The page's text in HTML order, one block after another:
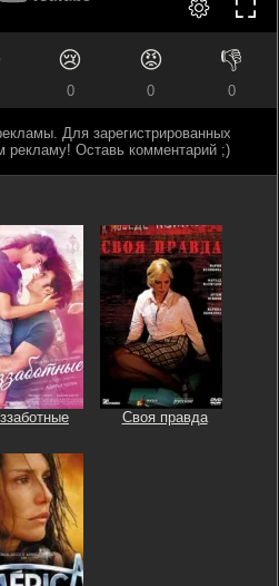
😢
0
😡
0
👎
0
Для зарегистрированных
рекламу! Оставь комментарий ;)
Своя правда